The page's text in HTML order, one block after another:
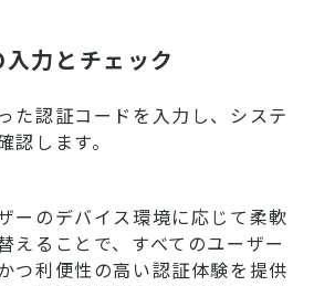
力とチェック
た認証コードを入力し、システ
認します。
ーのデバイス環境に応じて柔軟
えることで、すべてのユーザー
つ利便性の高い認証体験を提供